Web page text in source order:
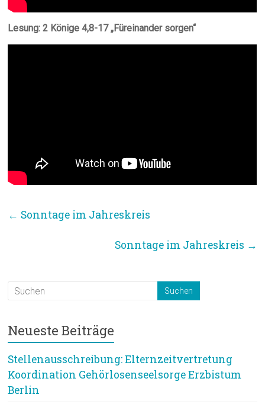
Lesung: 2 Könige 4,8-17 „Füreinander sorgen“
← Sonntage im Jahreskreis
Sonntage im Jahreskreis →
Neueste Beiträge
Stellenausschreibung: Elternzeitvertretung
Koordination Gehörlosenseelsorge Erzbistum
Berlin